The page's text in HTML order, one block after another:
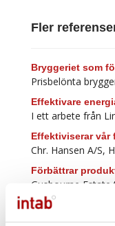
Fler
Bryggeriet som
Prisbelönta
Effektivare
I ett arbete från
Effektiviserar
Chr. Hansen A/S,
Förbättrar
Gusbourne Estate
Förpackningar